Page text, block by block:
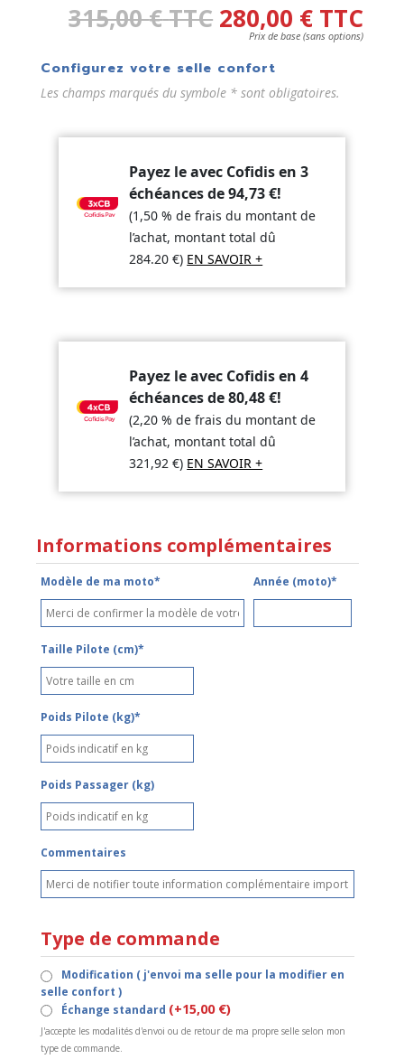
315,00€TTC 280,00 € TTC
Prix de base (sans options)
Configurez votre selle confort
Les champs marqués du symbole * sont obligatoires.
Payez le avec Cofidis en 3
échéances de94,73€!
(1,50 % de frais du montant de
l’achat, montant total dû
284.20€) EN SAVOIR +
Payez le avec Cofidis en 4
échéances de80,48€!
(2,20 % de frais du montant de
l’achat, montant total dû
321,92€) EN SAVOIR +
Informations complémentaires
Modèle de ma moto* Année (moto)*
Taille Pilote (cm)*
Poids Pilote (kg)*
Poids Passager (kg)
Commentaires
Type de commande
Modification ( j'envoi ma selle pour la modifier en
selle confort )
Échange standard (+15,00 €)
J'accepte les modalités d'envoi ou de retour de ma propre selle selon mon
type de commande.